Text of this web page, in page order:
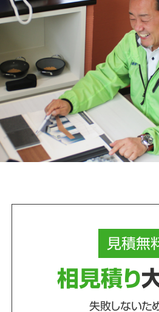
見積無
相見積り
失敗しないた